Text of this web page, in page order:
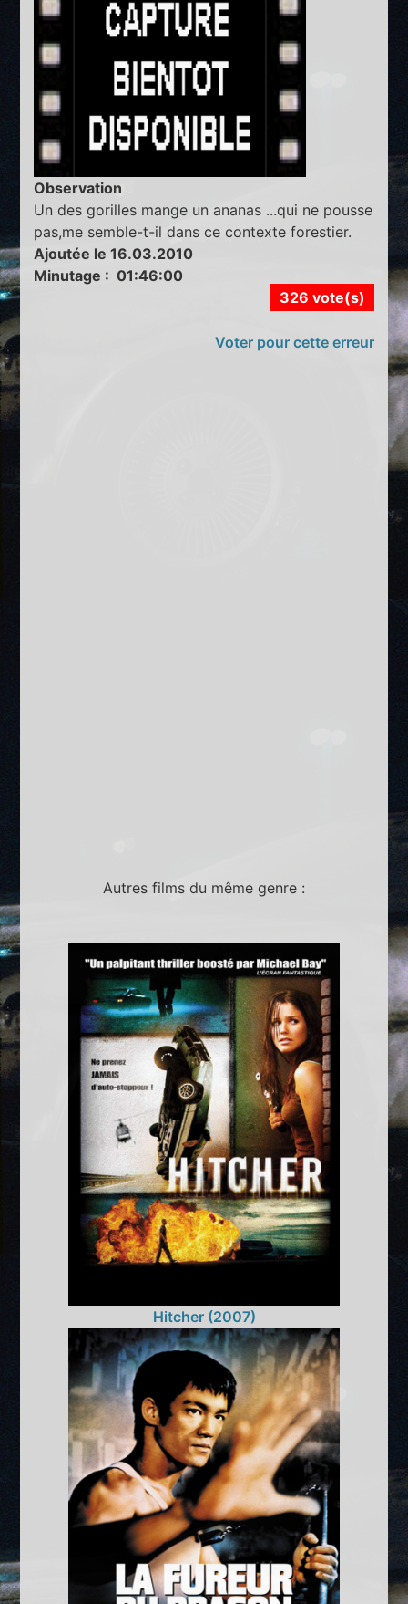
Observation
Un des gorilles mange un ananas ...qui ne pousse
pas,me semble-t-il dans ce contexte forestier.
Ajoutée le 16.03.2010
Minutage : 01:46:00
326 vote(s)
Voter pour cette erreur
Autres films du même genre :
Hitcher (2007)